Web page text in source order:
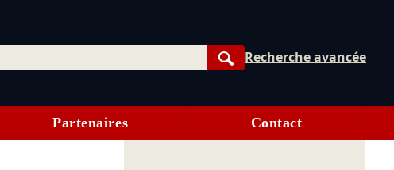
Rechercher
Recherche avancée
Partenaires Contact